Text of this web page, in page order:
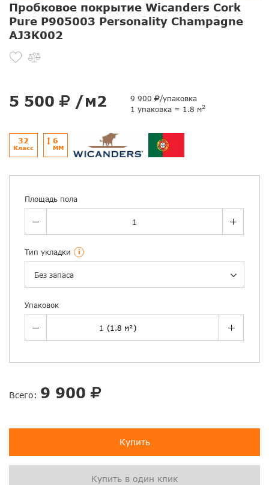
Пробковое покрытие Wicanders Cork
Pure P905003 Personality Champagne
AJ3K002
5 500 /м2 9 900
/упаковка
1 упаковка = 1.8 м2
32
Класс
6
ММ
Площадь пола
Тип укладки i
Без запаса
Упаковок
Всего: 9 900
Купить
Купить в один клик